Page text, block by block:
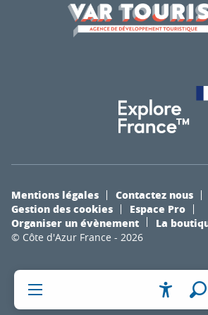
© Côte d'Azur France - 2026
Mentions légales
Contactez nous
Gestion des cookies
Espace Pro
Organiser un évènement
La